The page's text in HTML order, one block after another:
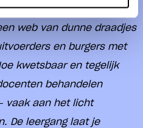
onze democratische
web van dunne draadjes
en burgers met
kwetsbaar en tegelijk
behandelen
vaak aan het licht
De leergang laat je